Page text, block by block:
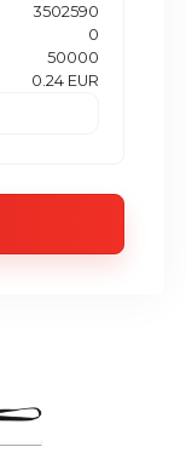
3502590
0
50000
0.24 EUR